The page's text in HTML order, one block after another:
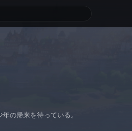
の帰来を待っている。